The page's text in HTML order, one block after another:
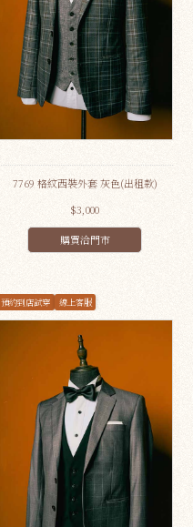
7769 格紋西裝外套 灰色(出租款)
$3,000
購買洽門市
預約到店試穿 線上客服